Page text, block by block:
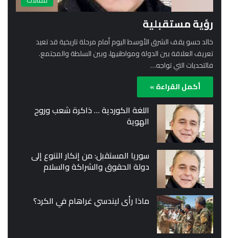
رؤية مستقبلية
خالد حسو يقف الشرق الأوسط اليوم أمام مرحلة تاريخية قد تعيد
تعريف العلاقة بين الدولة ومواطنيها، وبين السلطة والمجتمع.
فالتحديات التي تواجه…
أكمل القراءة »
اللغة الكوردية … ذاكرة شعب وروح
الهوية
سوريا المستقبل: من إنكار التنوع إلى
دولة الحقوق والشراكة والسلام
ماذا رأى ليندسي غراهام في الكرد؟